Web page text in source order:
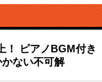
！ ピアノBGM付き
ない不可解